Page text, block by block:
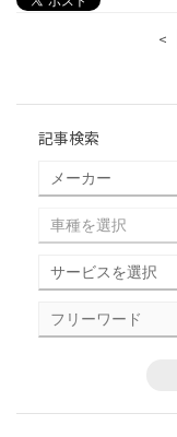
<
記事検索